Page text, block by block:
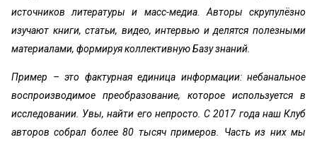
источников литературы и масс-медиа. Авторы скрупулёзно
изучают книги, статьи, видео, интервью и делятся полезными
материалами, формируя коллективную Базу знаний.
Пример – это фактурная единица информации: небанальное
воспроизводимое преобразование, которое используется в
исследовании. Увы, найти его непросто. С 2017 года наш Клуб
авторов собрал более 80 тысяч примеров. Часть из них мы